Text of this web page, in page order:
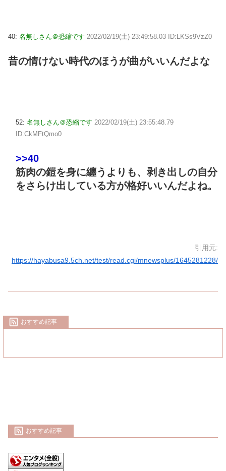
40: 名無しさん＠恐縮です 2022/02/19(土) 23:49:58.03 ID:LKSs9VzZ0
昔の情けない時代のほうが曲がいいんだよな
52: 名無しさん＠恐縮です 2022/02/19(土) 23:55:48.79
ID:CkMFtQmo0
>>40
筋肉の鎧を身に纏うよりも、剥き出しの自分
をさらけ出している方が格好いいんだよね。
引用元:
https://hayabusa9.5ch.net/test/read.cgi/mnewsplus/1645281228/
おすすめ記事
おすすめ記事